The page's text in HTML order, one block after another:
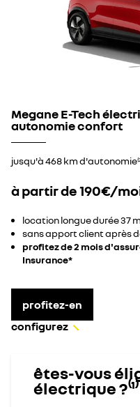
Megane E-Tech
autonomie confort
jusqu'à 468 km d'autonomie
à partir de 190€/
location longue durée 37
sans apport client après
profitez de 2 mois
Insurance*
profitez-en
configurez
êtes-vous
électrique ?⁽¹⁾